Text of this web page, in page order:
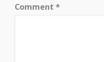
Comment*